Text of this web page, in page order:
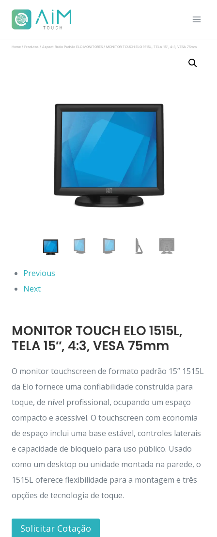
Home / Produtos / Aspect Ratio Padrão ELO MONITORES / MONITOR TOUCH ELO 1515L, TELA 15″, 4:3, VESA 75mm
Previous
Next
MONITOR TOUCH ELO 1515L,
TELA 15″, 4:3, VESA 75mm
O monitor touchscreen de formato padrão 15” 1515L
da Elo fornece uma confiabilidade construída para
toque, de nível profissional, ocupando um espaço
compacto e acessível. O touchscreen com economia
de espaço inclui uma base estável, controles laterais
e capacidade de bloqueio para uso público. Usado
como um desktop ou unidade montada na parede, o
1515L oferece flexibilidade para a montagem e três
opções de tecnologia de toque.
Solicitar Cotação